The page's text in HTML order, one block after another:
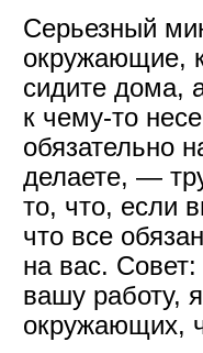
Серьезный
окружающие,
сидите дома,
к чему-то
обязательно
делаете, —
то, что, если
что все
на вас.
вашу работу,
окружающих,